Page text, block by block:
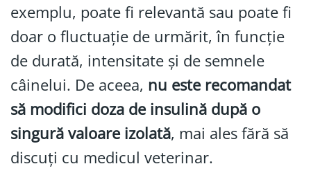
exemplu, poate fi relevantă sau poate fi
doar o fluctuație de urmărit, în funcție
de durată, intensitate și de semnele
câinelui. De aceea, nu este recomandat
să modifici doza de insulină după o
singură valoare izolată, mai ales fără să
discuți cu medicul veterinar.